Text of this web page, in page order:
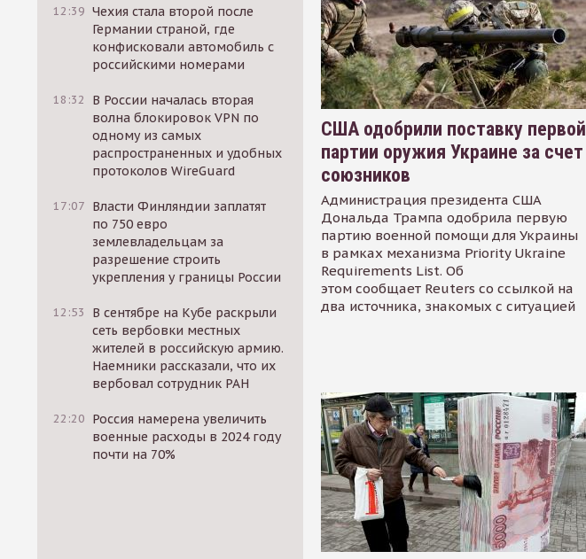
12:39 Чехия стала второй после
Германии страной, где
конфисковали автомобиль с
российскими номерами
18:32
В России началась вторая
волна блокировок VPN по
одному из самых
распространенных и удобных
протоколов WireGuard
17:07 Власти Финляндии заплатят
по 750 евро
землевладельцам за
разрешение строить
укрепления у границы России
12:53
В сентябре на Кубе раскрыли
сеть вербовки местных
жителей в российскую армию.
Наемники рассказали, что их
вербовал сотрудник РАН
22:20 Россия намерена увеличить
военные расходы в 2024 году
почти на 70%
США одобрили поставку первой
партии оружия Украине за счет
союзников
Администрация президента США
Дональда Трампа одобрила первую
партию военной помощи для Украины
в рамках механизма Priority Ukraine
Requirements List. Об
этом сообщает Reuters со ссылкой на
два источника, знакомых с ситуацией